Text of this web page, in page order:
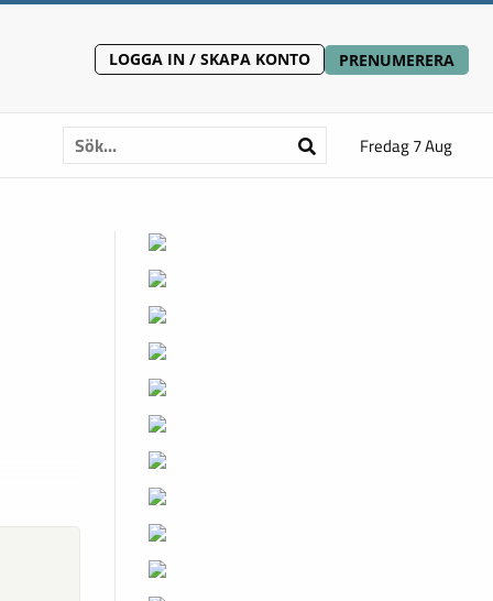
LOGGA IN / SKAPA KONTO PRENUMERERA
Fredag 7 Aug